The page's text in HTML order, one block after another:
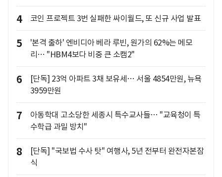
4 코인 프로젝트 3번 실패한 싸이월드, 또 신규 사업 발표
5
'본격 출하' 엔비디아 베라 루빈, 원가의 62%는 메모
리… "HBM4보다 비중 큰 소캠2"
6
[단독] 23억 아파트 3채 보유세… 서울 4854만원, 뉴욕
3959만원
7
아동학대 고소당한 세종시 특수교사들… "교육청이 특
수학급 과밀 방치"
8
[단독] "국보법 수사 탓" 여행사, 5년 전부터 완전자본잠
식